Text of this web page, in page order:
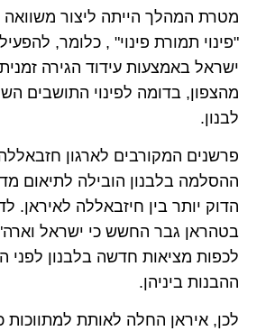
מטרת המהלך הייתה ליצור
"פינוי תמורת פינוי" , כלומר,
ישראל באמצעות עידוד הגירה
מהצפון, בדומה לפינוי התושבים
לבנון.
פרשנים המקורבים לארגון
ההסלמה בלבנון הובילה לתיאום
הדוק יותר בין חיזבאללה לאיראן.
בטהראן גבר החשש כי ישראל
לכפות מציאות חדשה בלבנון לפני
ההבנות ביניהן.
לכן, איראן החלה לאותת למתווכות